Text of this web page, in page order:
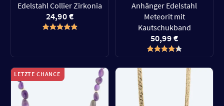
Edelstahl Collier Zirkonia
24,90 €
Anhänger Edelstahl
Meteorit mit
Kautschukband
50,99 €
LETZTE CHANCE